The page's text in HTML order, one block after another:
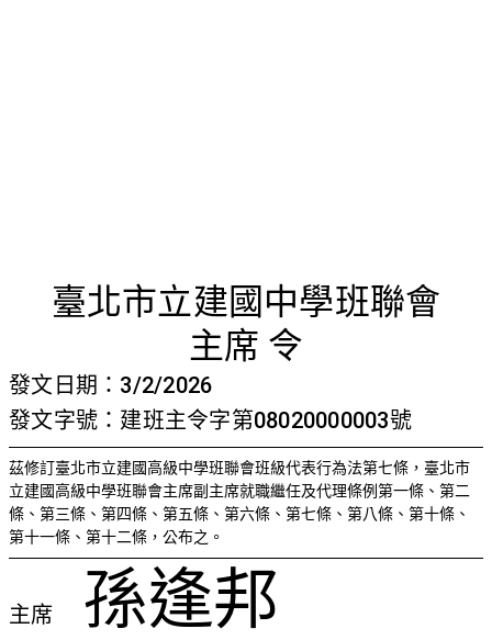
修訂班
臺北市立建國中學班聯會
主席 令
發文日期：3/2/2026
發文字號：建班主令字第08020000003號
茲修訂臺北市立建國高級中學班聯會班級代表行為法第七條， 臺北市
立建國高級中學班聯會主席副主席就職繼任及代理條例第一條、第二
條、第三條、第四條、第五條、第六條、第七條、第八條、第十條、
第十一條、第十二條，公布之。
主席 孫逢邦